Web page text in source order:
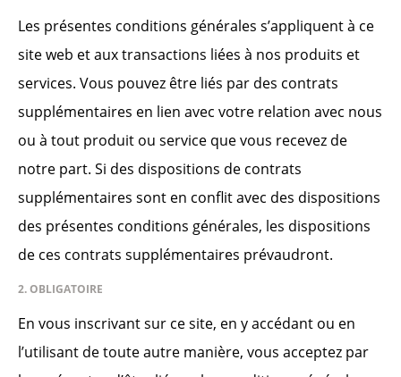
Les présentes conditions générales s’appliquent à ce
site web et aux transactions liées à nos produits et
services. Vous pouvez être liés par des contrats
supplémentaires en lien avec votre relation avec nous
ou à tout produit ou service que vous recevez de
notre part. Si des dispositions de contrats
supplémentaires sont en conflit avec des dispositions
des présentes conditions générales, les dispositions
de ces contrats supplémentaires prévaudront.
2. OBLIGATOIRE
En vous inscrivant sur ce site, en y accédant ou en
l’utilisant de toute autre manière, vous acceptez par